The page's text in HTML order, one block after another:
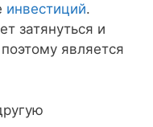
инвестиций.
затянуться и
является